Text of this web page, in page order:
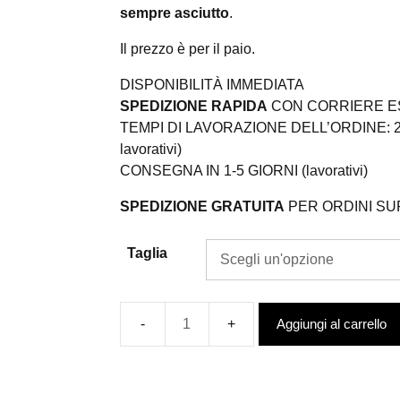
sempre asciutto.
Il prezzo è per il paio.
DISPONIBILITÀ IMMEDIATA
SPEDIZIONE RAPIDA CON CORRIERE
TEMPI DI LAVORAZIONE DELL’ORDINE:
lavorativi)
CONSEGNA IN 1-5 GIORNI (lavorativi)
SPEDIZIONE GRATUITA PER ORDINI
Taglia
Aggiungi al carrello